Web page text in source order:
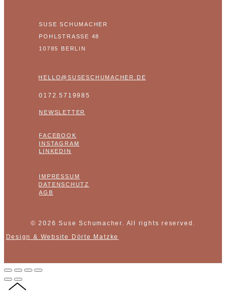
SUSE SCHUMACHER
POHLSTRASSE 48
10785 BERLIN
HELLO@SUSESCHUMACHER.DE
0172.5719985
NEWSLETTER
FACEBOOK
INSTAGRAM
LINKEDIN
IMPRESSUM
DATENSCHUTZ
AGB
© 2026 Suse Schumacher. All rights reserved.
Design & Website Dörte Matzke